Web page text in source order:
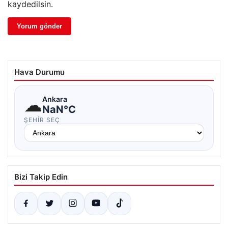
kaydedilsin.
Hava Durumu
☁Ankara
NaN°C
ŞEHIR SEÇ
Bizi Takip Edin